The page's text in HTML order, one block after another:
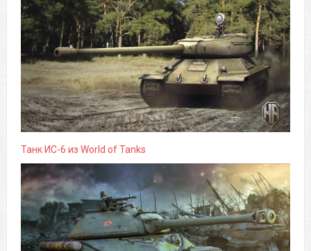
Танк ИС-6 из World of Tanks